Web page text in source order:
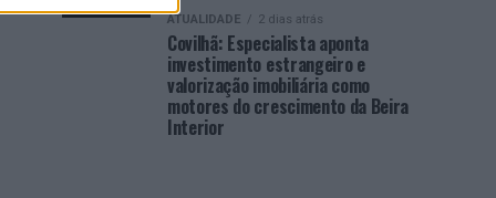
ATUALIDADE 2 dias atrás
Covilhã: Especialista aponta
investimento estrangeiro e
valorização imobiliária como
motores do crescimento da Beira
Interior